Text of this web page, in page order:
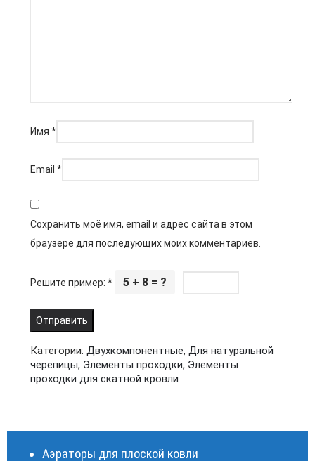
Имя *
Email *
Сохранить моё имя, email и адрес сайта в этом
браузере для последующих моих комментариев.
Решите пример: * 5 + 8 = ?
Категории: Двухкомпонентные, Для натуральной
черепицы, Элементы проходки, Элементы
проходки для скатной кровли
Аэраторы для плоской ковли